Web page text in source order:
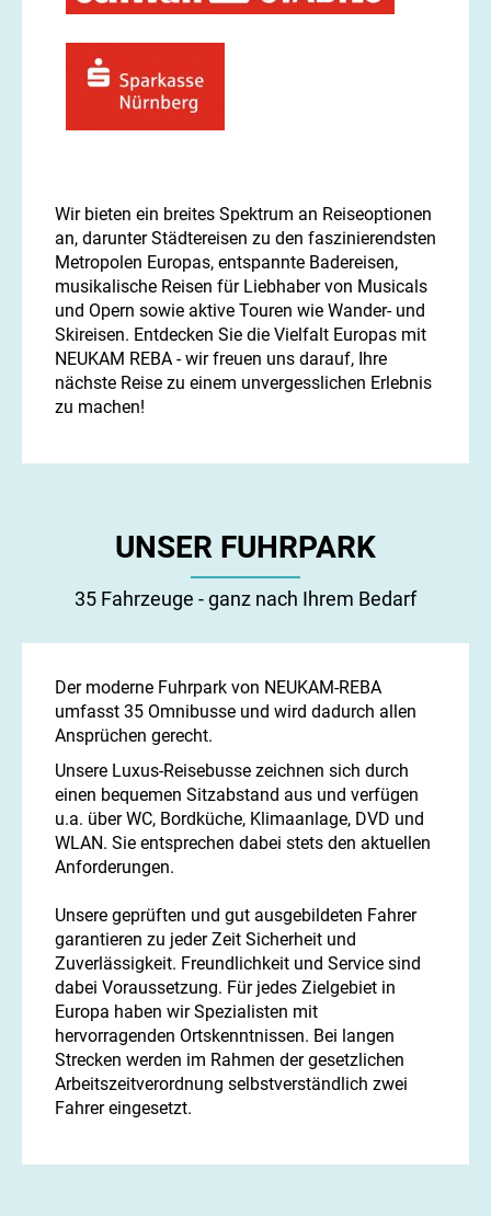
Wir bieten ein breites Spektrum an Reiseoptionen
an, darunter Städtereisen zu den faszinierendsten
Metropolen Europas, entspannte Badereisen,
musikalische Reisen für Liebhaber von Musicals
und Opern sowie aktive Touren wie Wander- und
Skireisen. Entdecken Sie die Vielfalt Europas mit
NEUKAM REBA - wir freuen uns darauf, Ihre
nächste Reise zu einem unvergesslichen Erlebnis
zu machen!
UNSER FUHRPARK
35 Fahrzeuge - ganz nach Ihrem Bedarf
Der moderne Fuhrpark von NEUKAM-REBA
umfasst 35 Omnibusse und wird dadurch allen
Ansprüchen gerecht.
Unsere Luxus-Reisebusse zeichnen sich durch
einen bequemen Sitzabstand aus und verfügen
u.a. über WC, Bordküche, Klimaanlage, DVD und
WLAN. Sie entsprechen dabei stets den aktuellen
Anforderungen.
Unsere geprüften und gut ausgebildeten Fahrer
garantieren zu jeder Zeit Sicherheit und
Zuverlässigkeit. Freundlichkeit und Service sind
dabei Voraussetzung. Für jedes Zielgebiet in
Europa haben wir Spezialisten mit
hervorragenden Ortskenntnissen. Bei langen
Strecken werden im Rahmen der gesetzlichen
Arbeitszeitverordnung selbstverständlich zwei
Fahrer eingesetzt.